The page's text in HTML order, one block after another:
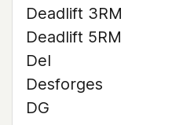
Deadlift 3RM
Deadlift 5RM
Del
Desforges
DG